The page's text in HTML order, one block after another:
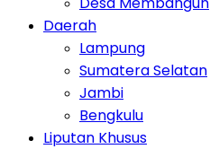
Daerah
Lampung
Sumatera Selatan
Jambi
Bengkulu
Liputan Khusus